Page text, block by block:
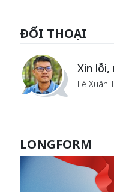
ĐỐI THOẠI
Xin lỗi,
Lê Xuân
LONGFORM